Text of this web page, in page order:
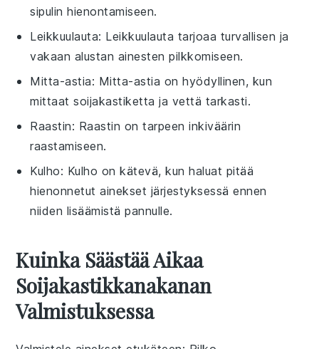
sipulin hienontamiseen.
Leikkuulauta: Leikkuulauta tarjoaa turvallisen ja
vakaan alustan ainesten pilkkomiseen.
Mitta-astia: Mitta-astia on hyödyllinen, kun
mittaat soijakastiketta ja vettä tarkasti.
Raastin: Raastin on tarpeen inkiväärin
raastamiseen.
Kulho: Kulho on kätevä, kun haluat pitää
hienonnetut ainekset järjestyksessä ennen
niiden lisäämistä pannulle.
Kuinka Säästää Aikaa
Soijakastikkanakanan
Valmistuksessa